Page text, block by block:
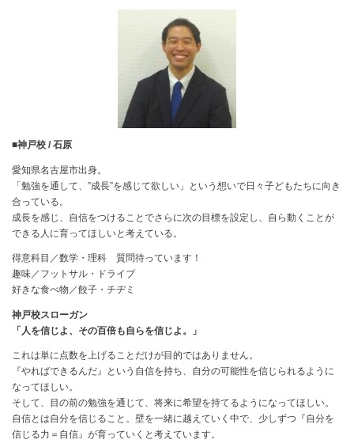
■神戸校 / 石原
愛知県名古屋市出身。
「勉強を通して、”成長”を感じて欲しい」という想いで日々子どもたちに向き
合っている。
成長を感じ、自信をつけることでさらに次の目標を設定し、自ら動くことが
できる人に育ってほしいと考えている。
得意科目／数学・理科 質問待っています！
趣味／フットサル・ドライブ
好きな食べ物／餃子・チヂミ
神戸校スローガン
「人を信じよ、その百倍も自らを信じよ。」
これは単に点数を上げることだけが目的ではありません。
『やればできるんだ』という自信を持ち、自分の可能性を信じられるように
なってほしい。
そして、目の前の勉強を通じて、将来に希望を持てるようになってほしい。
自信とは自分を信じること。壁を一緒に越えていく中で、少しずつ『自分を
信じる力＝自信』が育っていくと考えています。